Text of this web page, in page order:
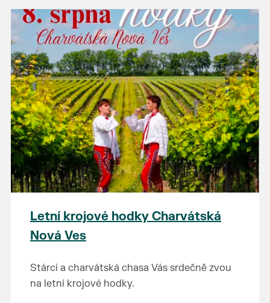
Letní krojové hodky Charvátská
Nová Ves
Stárci a charvátská chasa Vás srdečně zvou
na letní krojové hodky.